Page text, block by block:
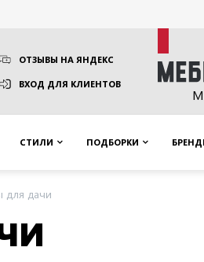
ОТЗЫВЫ НА ЯНДЕКС
ВХОД ДЛЯ КЛИЕНТОВ
СТИЛИ ПОДБОРКИ
для дачи